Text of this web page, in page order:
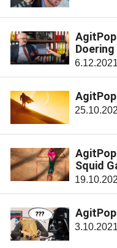
Doering
6.12.2021
AgitPop
Squid
3.10.2021